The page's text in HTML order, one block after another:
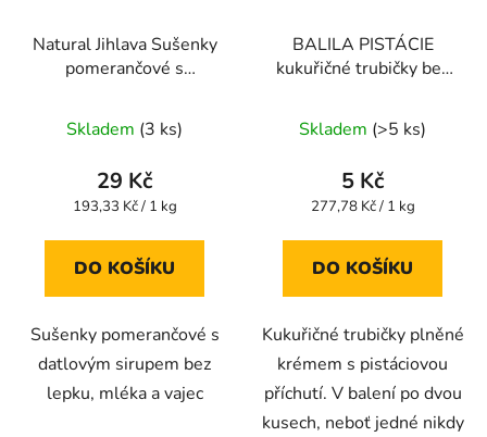
Natural Jihlava Sušenky
pomerančové s
lepku, mléka a vajec
150ghodnocení
produktu
je
z
Skladem (3 ks)
29 Kč
Měrná
193,33 Kč / 1 kg
DO KOŠÍKU
Sušenky pomerančové s
datlovým sirupem bez
lepku, mléka a vajec
BALILA PISTÁCIE
kukuřičné trubičky bez
hodnocení
produktu
je
z
Skladem (>5 ks)
5 Kč
Měrná
277,78 Kč / 1 kg
DO KOŠÍKU
Kukuřičné trubičky plněné
krémem s pistáciovou
příchutí. V balení po dvou
kusech, neboť jedné nikdy